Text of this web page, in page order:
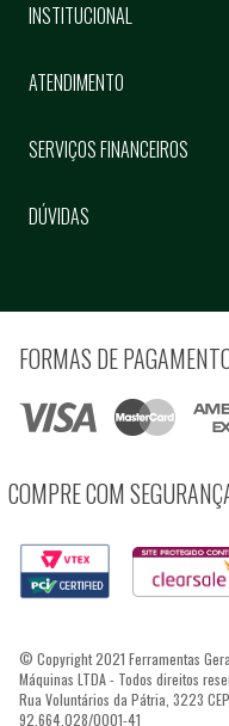
INSTITUCIONAL
ATENDIMENTO
SERVIÇOS FINANCEIROS
DÚVIDAS
FORMAS DE
COMPRE COM
© Copyright 2021 Ferramentas
Máquinas LTDA - Todos direitos
Rua Voluntários da Pátria, 3223
92.664.028/0001-41